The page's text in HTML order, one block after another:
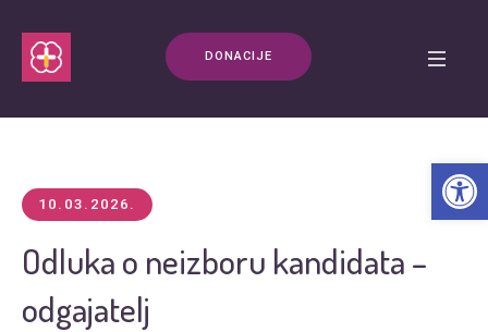
DONACIJE
10.03.2026.
Odluka o neizboru kandidata –
odgajatelj